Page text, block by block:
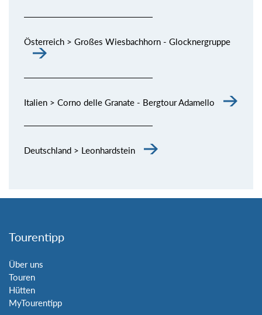
Österreich > Großes Wiesbachhorn - Glocknergruppe
Italien > Corno delle Granate - Bergtour Adamello
Deutschland > Leonhardstein
Tourentipp
Über uns
Touren
Hütten
MyTourentipp